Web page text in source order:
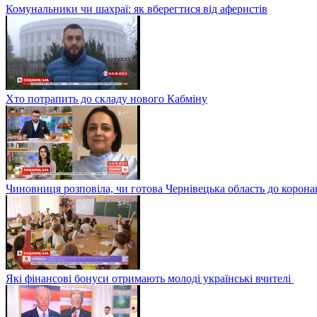
Комунальники чи шахраї: як вберегтися від аферистів
Хто потрапить до складу нового Кабміну
Чиновниця розповіла, чи готова Чернівецька область до
Які фінансові бонуси отримають молоді українські вчителі